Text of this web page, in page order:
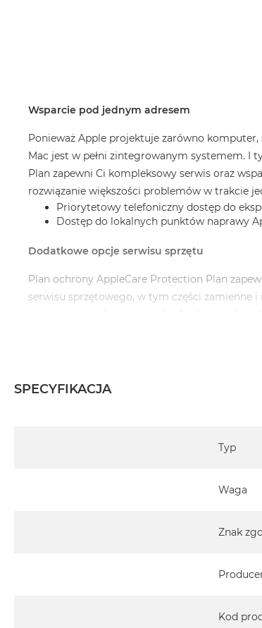
Wsparcie pod jednym adresem
Ponieważ Apple projektuje zarówno
Mac jest w pełni zintegrowanym systemem. I
Plan zapewni Ci kompleksowy serwis oraz
rozwiązanie większości problemów w trakcie
Priorytetowy telefoniczny dostęp do
Dostęp do lokalnych punktów naprawy
Dodatkowe opcje serwisu sprzętu
Plan ochrony AppleCare Protection Plan
serwisu sprzętowego, w tym części zamienne
autoryzowanych serwisantów Apple na całym
Pamięci (RAM) firmy Apple
Korzystanie z systemu macOS oraz iCloud
profesjonalnych, m.in. Final Cut Pro i
SPECYFIKACJA
Typ
Waga
Znak
Kod